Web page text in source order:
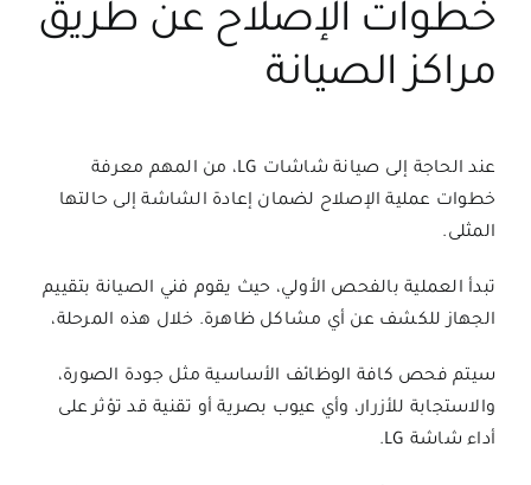
خطوات الإصلاح عن طريق
مراكز الصيانة
عند الحاجة إلى صيانة شاشات LG، من المهم معرفة
خطوات عملية الإصلاح لضمان إعادة الشاشة إلى حالتها
المثلى.
تبدأ العملية بالفحص الأولي، حيث يقوم فني الصيانة بتقييم
الجهاز للكشف عن أي مشاكل ظاهرة. خلال هذه المرحلة،
سيتم فحص كافة الوظائف الأساسية مثل جودة الصورة،
والاستجابة للأزرار، وأي عيوب بصرية أو تقنية قد تؤثر على
أداء شاشة LG.